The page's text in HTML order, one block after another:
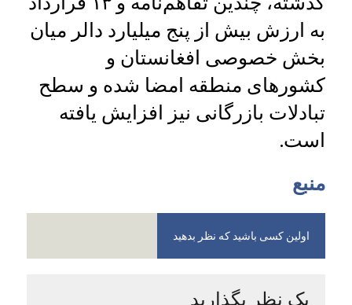
به ارزش بیش از پنج میلیارد دالر میان
بخش خصوصی افغانستان و
کشورهای منطقه امضا شده و سطح
تبادلات بازرگانی نیز افزایش یافته
است.
منبع
اولین کسی باشید که نظر بدهید
یک نظر بگذارید